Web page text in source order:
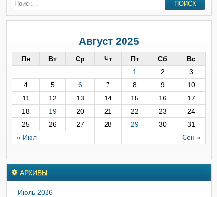
Август 2025
Пн Вт Ср Чт Пт Сб Вс
« Июл Сен »
1 2
3
4
5 6 7 8 9
10
11
12 13 14 15 16
17
18
19 20 21 22 23
24
25
26 27 28 29 30 31
АРХИВЫ
Июль 2026